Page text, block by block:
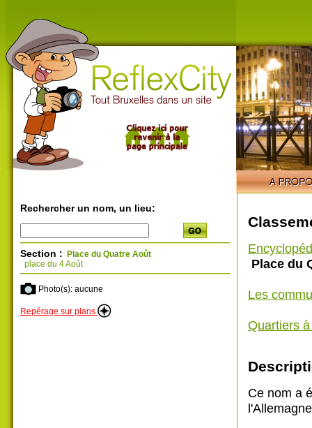
Rechercher un nom, un lieu:
Section : Place du Quatre Août
place du 4 Août
Photo(s): aucune
Repérage sur plans
Place du
Les
Quartiers
Ce nom a